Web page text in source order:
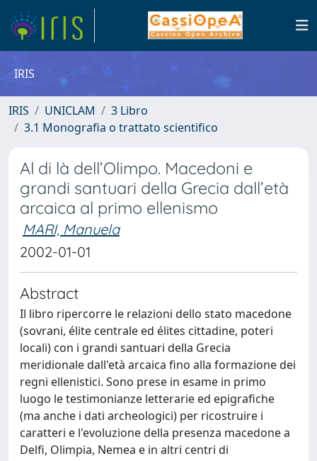
IRIS
IRIS UNICLAM
3 Libro
3.1 Monografia o trattato scientifico
Al di là dell’Olimpo. Macedoni e
grandi santuari della Grecia dall’età
arcaica al primo ellenismo
MARI, Manuela
2002-01-01
Abstract
Il libro ripercorre le relazioni dello stato macedone
(sovrani, élite centrale ed élites cittadine, poteri
locali) con i grandi santuari della Grecia
meridionale dall'età arcaica fino alla formazione dei
regni ellenistici. Sono prese in esame in primo
luogo le testimonianze letterarie ed epigrafiche
(ma anche i dati archeologici) per ricostruire i
caratteri e l'evoluzione della presenza macedone a
Delfi, Olimpia, Nemea e in altri centri di